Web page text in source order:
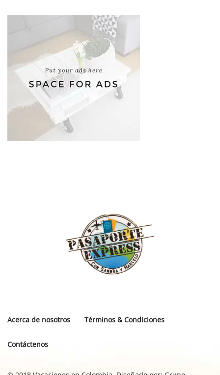
Acerca de nosotros Términos & Condiciones
Contáctenos